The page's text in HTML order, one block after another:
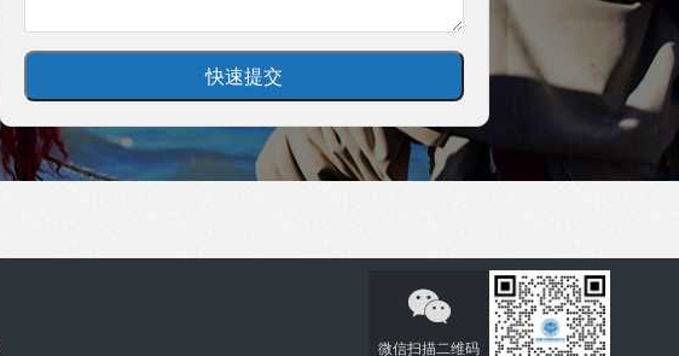

微信扫描二维码